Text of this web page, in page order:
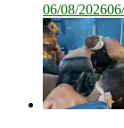
06/08/2026